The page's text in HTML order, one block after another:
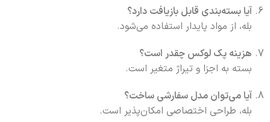
آیا بسته‌بندی قابل بازیافت دارد؟
بله، از مواد پایدار استفاده می‌شود.
هزینه پک لوکس چقدر است؟
بسته به اجزا و تیراژ متغیر است.
آیا می‌توان مدل سفارشی ساخت؟
بله، طراحی اختصاصی امکان‌پذیر است.